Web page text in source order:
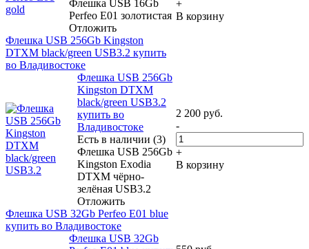
Флешка USB 16Gb
Perfeo E01 золотистая
Отложить
+
В корзину
Флешка USB 256Gb Kingston
DTXM black/green USB3.2 купить
во Владивостоке
Флешка USB 256Gb
Kingston DTXM
black/green USB3.2
купить во
Владивостоке
Есть в наличии (3)
Флешка USB 256Gb
Kingston Exodia
DTXM чёрно-
зелёная USB3.2
Отложить
2 200 руб.
-
+
В корзину
Флешка USB 32Gb Perfeo E01 blue
купить во Владивостоке
Флешка USB 32Gb